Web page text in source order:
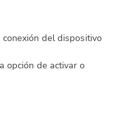
del dispositivo
opción de activar o